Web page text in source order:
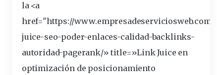
la <a
href="https://www.empresadeserviciosweb.com/
juice-seo-poder-enlaces-calidad-backlinks-
autoridad-pagerank/» title=»Link Juice en
optimizaciónde posicionamiento